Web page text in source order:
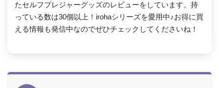
たセルフプレジャーグッズのレビューをしています。持
っている数は30個以上！irohaシリーズを愛用中♪お得に買
える情報も発信中なのでぜひチェックしてくださいね！